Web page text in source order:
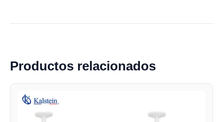
Productos relacionados